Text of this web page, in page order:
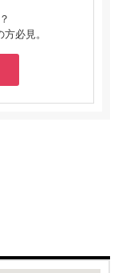
必見。